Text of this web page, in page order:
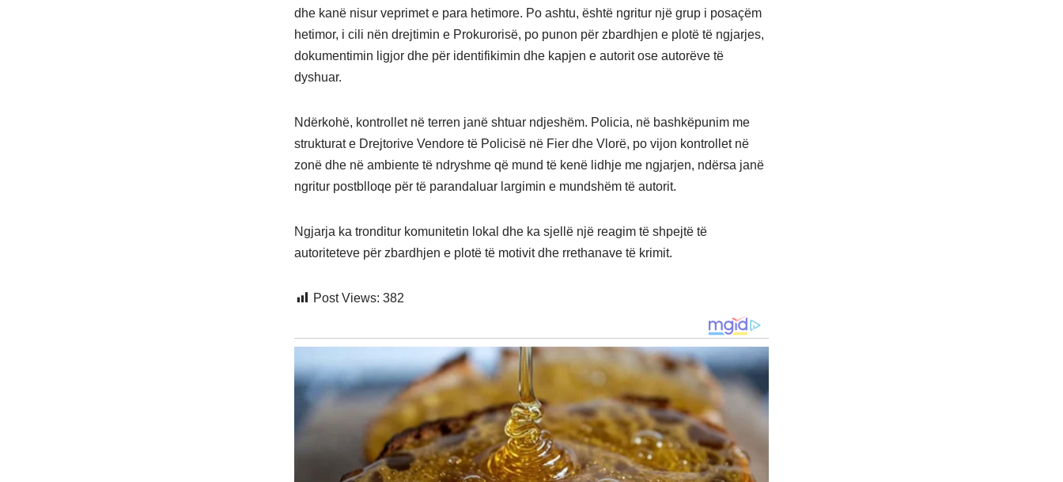
dhe kanë nisur veprimet e para hetimore. Po ashtu, është ngritur një grup i posaçëm
hetimor, i cili nën drejtimin e Prokurorisë, po punon për zbardhjen e plotë të ngjarjes,
dokumentimin ligjor dhe për identifikimin dhe kapjen e autorit ose autorëve të
dyshuar.
Ndërkohë, kontrollet në terren janë shtuar ndjeshëm. Policia, në bashkëpunim me
strukturat e Drejtorive Vendore të Policisë në Fier dhe Vlorë, po vijon kontrollet në
zonë dhe në ambiente të ndryshme që mund të kenë lidhje me ngjarjen, ndërsa janë
ngritur postblloqe për të parandaluar largimin e mundshëm të autorit.
Ngjarja ka tronditur komunitetin lokal dhe ka sjellë një reagim të shpejtë të
autoriteteve për zbardhjen e plotë të motivit dhe rrethanave të krimit.
Post Views: 382